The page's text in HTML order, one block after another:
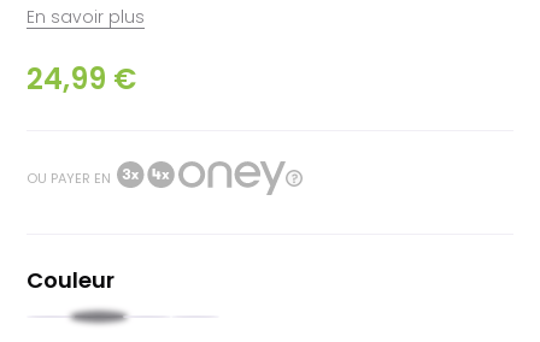
En savoir plus
24,99 €
OU PAYER EN
Couleur
RougeJaune